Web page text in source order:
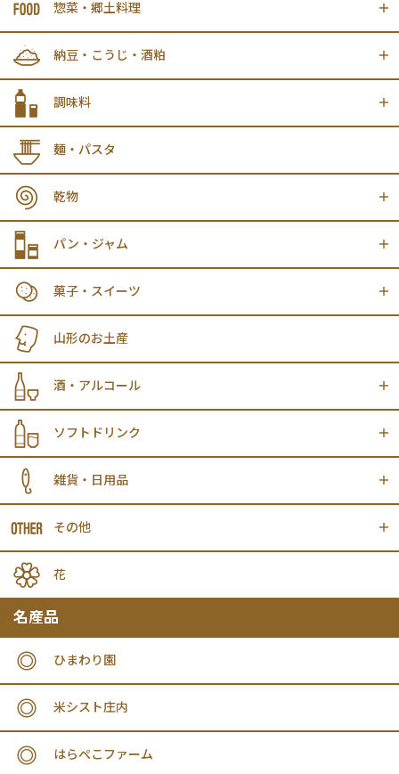
惣菜・郷土料理
納豆・こうじ・酒粕
調味料
麺・パスタ
乾物
パン・ジャム
菓子・スイーツ
山形のお土産
酒・アルコール
ソフトドリンク
雑貨・日用品
その他
花
名産品
ひまわり園
米シスト庄内
はらぺこファーム